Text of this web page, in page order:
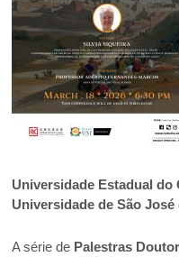
Universidade Estadual do
Universidade de São José
A série de Palestras